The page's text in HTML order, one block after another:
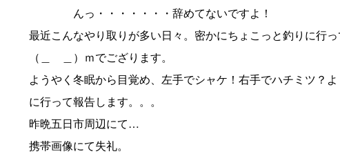
んっ・・・・・・・辞めてないですよ！
最近こんなやり取りが多い日々。密かにちょこっと釣りに行
（＿ ＿）ｍでござります。
ようやく冬眠から目覚め、左手でシャケ！右手でハチミツ？
に行って報告します。。。
昨晩五日市周辺にて…
携帯画像にて失礼。